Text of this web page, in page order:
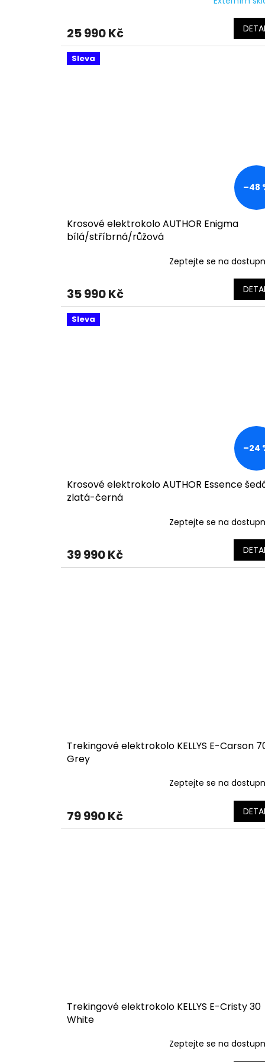
25 990 Kč
Sleva
–48
Krosové elektrokolo AUTHOR Enigma
bílá/stříbrná/růžová
Zeptejte se na
35 990 Kč
Sleva
–24
Krosové elektrokolo AUTHOR Essence
zlatá-černá
Zeptejte se na
39 990 Kč
Trekingové elektrokolo KELLYS E-Carson
Grey
Zeptejte se na
79 990 Kč
Trekingové elektrokolo KELLYS E-Cristy 30
White
Zeptejte se na